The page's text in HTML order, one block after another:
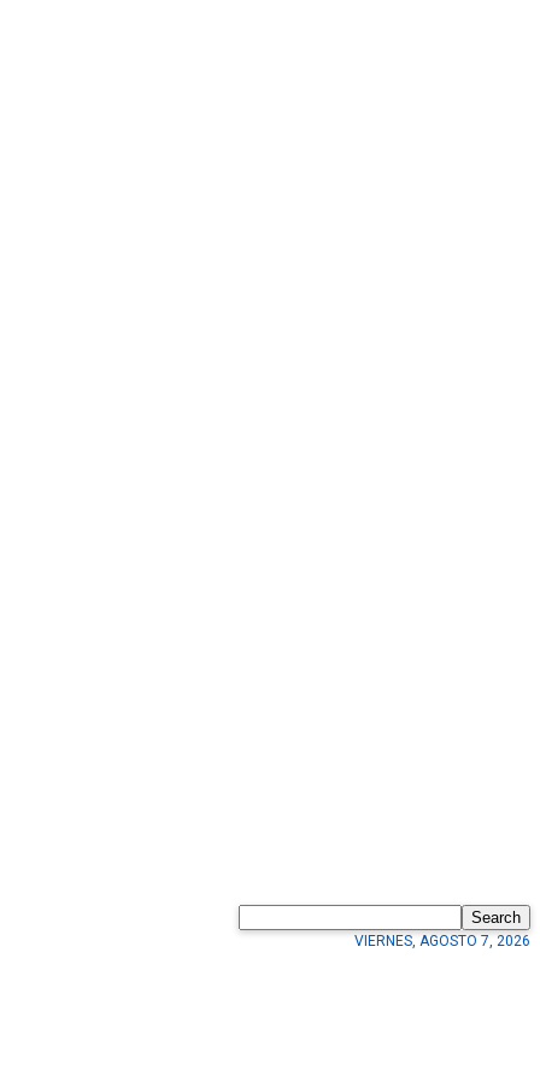
Search
VIERNES, AGOSTO 7, 2026